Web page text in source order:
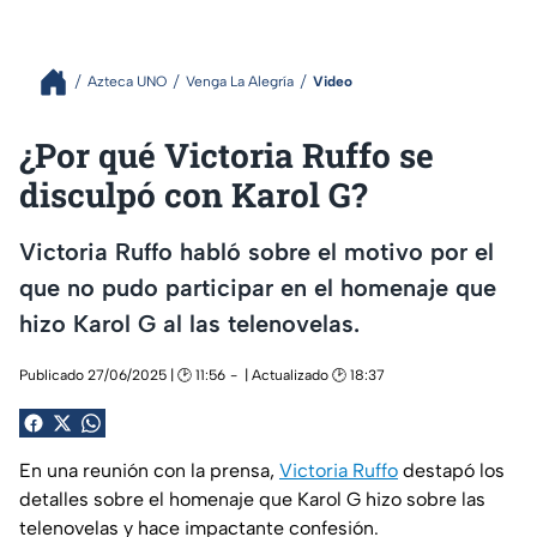
Azteca UNO Venga La Alegría Video
¿Por qué Victoria Ruffo se
disculpó con Karol G?
Victoria Ruffo habló sobre el motivo por el
que no pudo participar en el homenaje que
hizo Karol G al las telenovelas.
Publicado 27/06/2025 | 🕑 11:56 | Actualizado 🕑 18:37
En una reunión con la prensa, Victoria Ruffo destapó los
detalles sobre el homenaje que Karol G hizo sobre las
telenovelas y hace impactante confesión.